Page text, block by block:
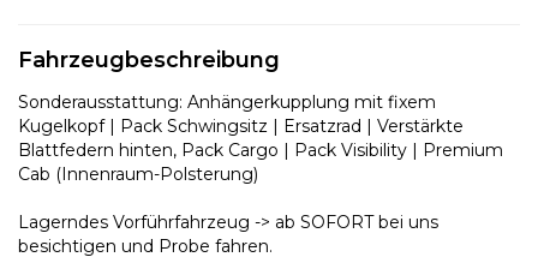
Fahrzeugbeschreibung
Sonderausstattung: Anhängerkupplung mit fixem
Kugelkopf | Pack Schwingsitz | Ersatzrad | Verstärkte
Blattfedern hinten, Pack Cargo | Pack Visibility | Premium
Cab (Innenraum-Polsterung)
Lagerndes Vorführfahrzeug -> ab SOFORT bei uns
besichtigen und Probe fahren.